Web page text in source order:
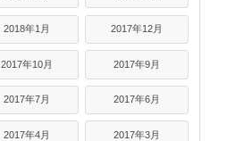
2018年1月 2017年12月
2017年10月 2017年9月
2017年7月 2017年6月
2017年4月 2017年3月